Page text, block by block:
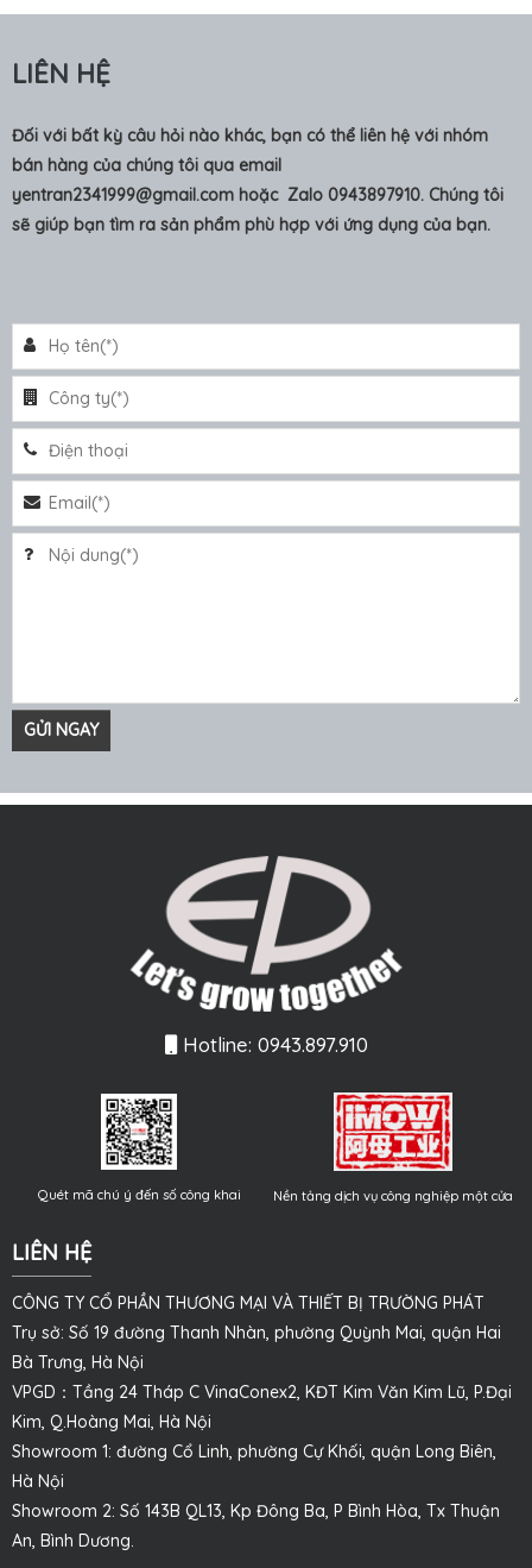
LIÊN HỆ
Đối với bất kỳ câu hỏi nào khác, bạn có thể liên hệ với nhóm
bán hàng của chúng tôi qua email
yentran2341999@gmail.com hoặc Zalo 0943897910. Chúng tôi
sẽ giúp bạn tìm ra sản phẩm phù hợp với ứng dụng của bạn.
Hotline: 0943.897.910
Quét mã chú ý đến số công khai Nền tảng dịch vụ công nghiệp một cửa
LIÊN HỆ
CÔNG TY CỔ PHẦN THƯƠNG MẠI VÀ THIẾT BỊ TRƯỜNG PHÁT
Trụ sở: Số 19 đường Thanh Nhàn, phường Quỳnh Mai, quận Hai
Bà Trưng, Hà Nội
VPGD：Tầng 24 Tháp C VinaConex2, KĐT Kim Văn Kim Lũ, P.Đại
Kim, Q.Hoàng Mai, Hà Nội
Showroom 1: đường Cổ Linh, phường Cự Khối, quận Long Biên,
Hà Nội
Showroom 2: Số 143B QL13, Kp Đông Ba, P Bình Hòa, Tx Thuận
An, Bình Dương.